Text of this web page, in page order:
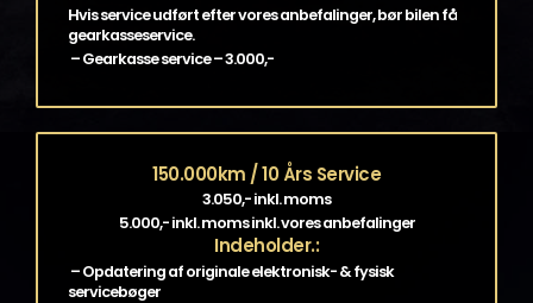
Hvis service udført efter vores anbefalinger, bør bilen få
gearkasseservice.
– Gearkasse service – 3.000,-
150.000km / 10 Års Service
3.050,- inkl. moms
5.000,- inkl. moms inkl. vores anbefalinger
Indeholder.:
– Opdatering af originale elektronisk- & fysisk
servicebøger